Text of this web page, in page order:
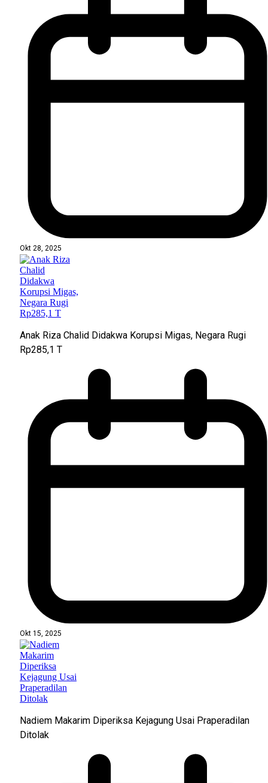
Okt 28, 2025
Anak Riza Chalid Didakwa Korupsi Migas, Negara Rugi
Rp285,1 T
Okt 15, 2025
Nadiem Makarim Diperiksa Kejagung Usai Praperadilan
Ditolak